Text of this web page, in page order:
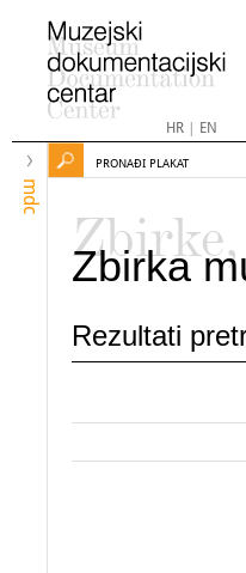
HR| EN
mdc
PRONAĐI PLAKAT
Zbirke,
Zbirka
Rezultati